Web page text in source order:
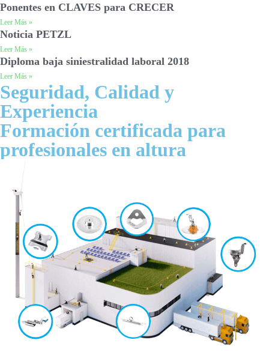
Ponentes en CLAVES para CRECER
Leer Más »
Noticia PETZL
Leer Más »
Diploma baja siniestralidad laboral 2018
Leer Más »
Seguridad, Calidad y
Experiencia
Formación certificada para
profesionales en altura